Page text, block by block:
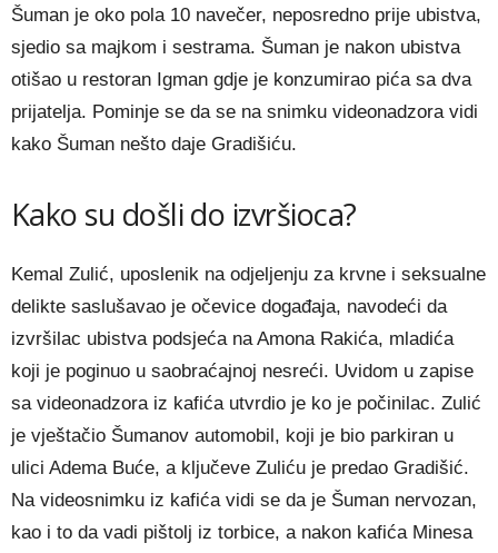
Šuman je oko pola 10 navečer, neposredno prije ubistva,
sjedio sa majkom i sestrama. Šuman je nakon ubistva
otišao u restoran Igman gdje je konzumirao pića sa dva
prijatelja. Pominje se da se na snimku videonadzora vidi
kako Šuman nešto daje Gradišiću.
Kako su došli do izvršioca?
Kemal Zulić, uposlenik na odjeljenju za krvne i seksualne
delikte saslušavao je očevice događaja, navodeći da
izvršilac ubistva podsjeća na Amona Rakića, mladića
koji je poginuo u saobraćajnoj nesreći. Uvidom u zapise
sa videonadzora iz kafića utvrdio je ko je počinilac. Zulić
je vještačio Šumanov automobil, koji je bio parkiran u
ulici Adema Buće, a ključeve Zuliću je predao Gradišić.
Na videosnimku iz kafića vidi se da je Šuman nervozan,
kao i to da vadi pištolj iz torbice, a nakon kafića Minesa